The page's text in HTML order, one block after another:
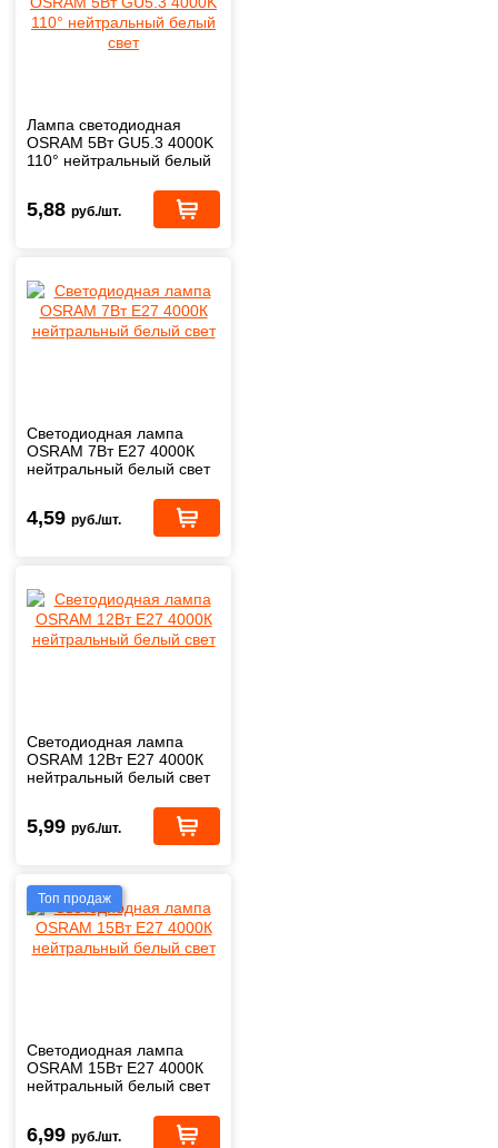
Лампа светодиодная
OSRAM 5Вт GU5.3 4000K
110° нейтральный белый
5,88 руб./шт.
Светодиодная лампа
OSRAM 7Вт Е27 4000К
нейтральный белый свет
4,59 руб./шт.
Светодиодная лампа
OSRAM 12Вт Е27 4000К
нейтральный белый свет
5,99 руб./шт.
Топ продаж
Светодиодная лампа
OSRAM 15Вт Е27 4000К
нейтральный белый свет
6,99 руб./шт.